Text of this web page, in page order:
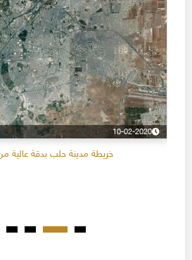
10-02-2020
خريطة مدينة حلب بدقة عالية من Google Earth